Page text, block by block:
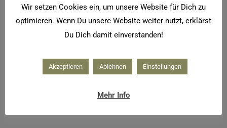
Wir setzen Cookies ein, um unsere Website für Dich zu
optimieren. Wenn Du unsere Website weiter nutzt, erklärst
Du Dich damit einverstanden!
Akzeptieren Ablehnen Einstellungen
Mehr Info